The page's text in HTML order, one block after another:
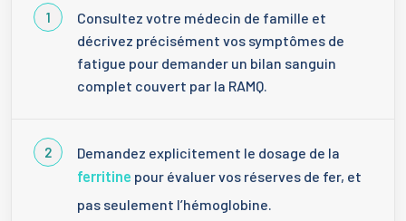
Consultez votre médecin de famille et
décrivez précisément vos symptômes de
fatigue pour demander un bilan sanguin
complet couvert par la RAMQ.
Demandez explicitement le dosage de la
ferritine pour évaluer vos réserves de fer, et
pas seulement l’hémoglobine.